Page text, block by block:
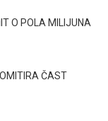
O POLA MILIJUNA
ČAST